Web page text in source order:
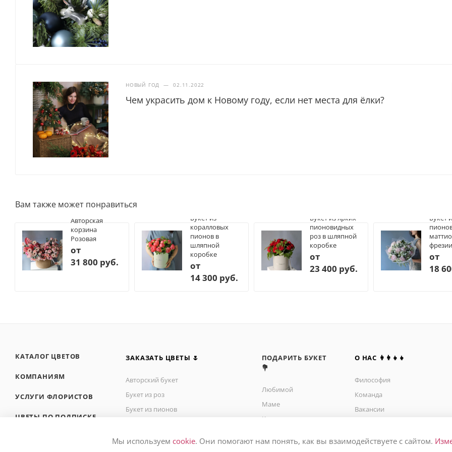
НОВЫЙ ГОД — 02.11.2022
Чем украсить дом к Новому году, если нет места для ёлки?
Вам также может понравиться
Авторская
корзина
Розовая
от
31 800 руб.
Букет из
коралловых
пионов в
шляпной
коробке
от
14 300 руб.
Букет из ярких
пионовидных
роз в шляпной
коробке
от
23 400 руб.
Букет
фрезии
от
18
КАТАЛОГ ЦВЕТОВ
КОМПАНИЯМ
УСЛУГИ ФЛОРИСТОВ
ЦВЕТЫ ПО ПОДПИСКЕ
ЗАКАЗАТЬ ЦВЕТЫ 🌷
Авторский букет
Букет из роз
Букет из пионов
Цветы в корзине
ПОДАРИТЬ БУКЕТ
💐
Любимой
Маме
Коллеге
О НАС 👩‍👩‍👧‍👧
Философия
Команда
Вакансии
Контакты
Мы используем cookie. Они помогают нам понять, как вы взаимодействуете с сайтом.